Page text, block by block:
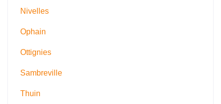
Nivelles
Ophain
Ottignies
Sambreville
Thuin